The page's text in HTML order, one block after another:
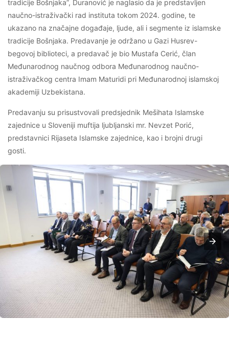
tradicije Bošnjaka”, Duranović je naglasio da je predstavljen
naučno-istraživački rad instituta tokom 2024. godine, te
ukazano na značajne događaje, ljude, ali i segmente iz islamske
tradicije Bošnjaka. Predavanje je održano u Gazi Husrev-
begovoj biblioteci, a predavač je bio Mustafa Cerić, član
Međunarodnog naučnog odbora Međunarodnog naučno-
istraživačkog centra Imam Maturidi pri Međunarodnoj islamskoj
akademiji Uzbekistana.
Predavanju su prisustvovali predsjednik Mešihata Islamske
zajednice u Sloveniji muftija ljubljanski mr. Nevzet Porić,
predstavnici Rijaseta Islamske zajednice, kao i brojni drugi
gosti.